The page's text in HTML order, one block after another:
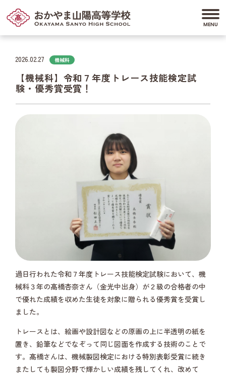
2026.02.27 機械科
【機械科】令和７年度トレース技能検定試
験・優秀賞受賞！
過日行われた令和７年度トレース技能検定試験において、機
械科３年の髙橋杏奈さん（金光中出身）が２級の合格者の中
で優れた成績を収めた生徒を対象に贈られる優秀賞を受賞し
ました。
トレースとは、絵画や設計図などの原画の上に半透明の紙を
置き、鉛筆などでなぞって同じ図面を作成する技術のことで
す。髙橋さんは、機械製図検定における特別表彰受賞に続き
またしても製図分野で輝かしい成績を残してくれ、改めて